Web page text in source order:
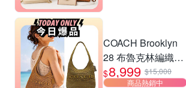
COACH Brooklyn
28 布魯克林編織款
單肩包-橄欖綠
$8,999 $15,000
商品熱銷中